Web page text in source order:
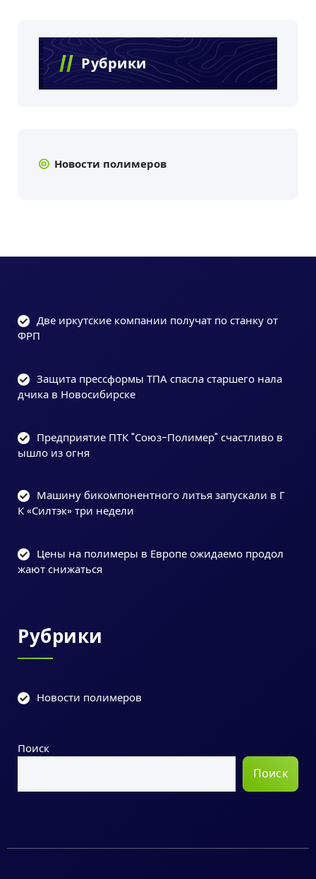
Рубрики
Новости полимеров
Две иркутские компании получат по станку от
ФРП
Защита прессформы ТПА спасла старшего нала
дчика в Новосибирске
Предприятие ПТК "Союз-Полимер" счастливо в
ышло из огня
Машину бикомпонентного литья запускали в Г
К «Силтэк» три недели
Цены на полимеры в Европе ожидаемо продол
жают снижаться
Рубрики
Новости полимеров
Поиск
Поиск